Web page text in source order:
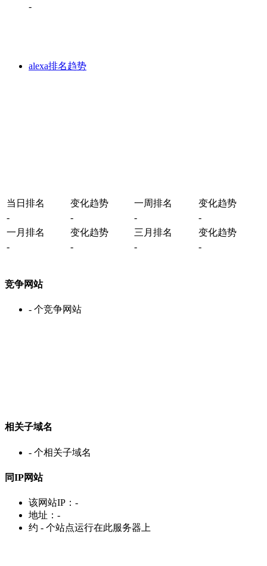
-
alexa排名趋势
当日排名 变化趋势 一周排名
变化趋势
-
- -
-
一月排名
变化趋势 三月排名
变化趋势
-
- - -
竞争网站
- 个竞争网站
相关子域名
- 个相关子域名
同IP网站
该网站IP： -
地址： -
约 - 个站点运行在此服务器上